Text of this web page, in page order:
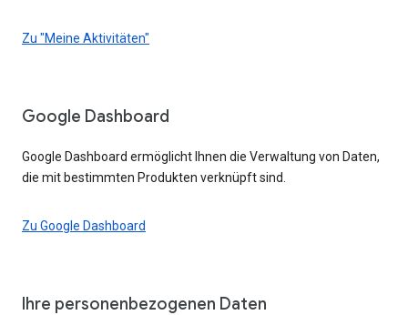
Zu "Meine Aktivitäten"
Google Dashboard
Google Dashboard ermöglicht Ihnen die Verwaltung von Daten,
die mit bestimmten Produkten verknüpft sind.
Zu Google Dashboard
Ihre personenbezogenen Daten